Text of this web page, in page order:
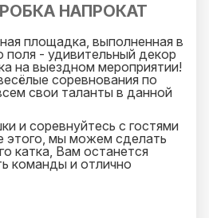
НАПРОКАТ
площадка, выполненная в
поля - удивительный декор
на выездном мероприятии!
соревнования по
свои таланты в данной
и соревнуйтесь с гостями
этого, мы можем сделать
катка, Вам останется
команды и отлично